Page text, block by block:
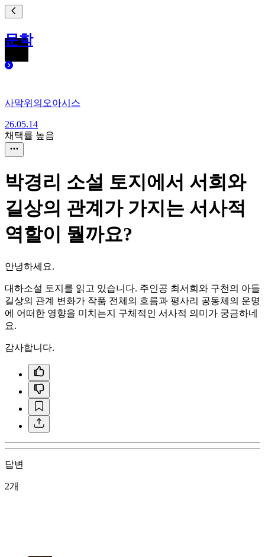
문학
사막위의오아시스
26.05.14
채택률 높음
박경리 소설 토지에서 서희와
길상의 관계가 가지는 서사적
역할이 뭘까요?
안녕하세요.
대하소설 토지를 읽고 있습니다. 주인공 최서희와 구천의 아들
길상의 관계 변화가 작품 전체의 흐름과 평사리 공동체의 운명
에 어떠한 영향을 미치는지 구체적인 서사적 의미가 궁금하네
요.
감사합니다.
답변
2개